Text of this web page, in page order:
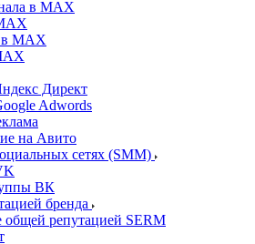
в MAX
MAX
Директ
Adwords
на Авито
сетях (SMM)
ВК
бренда
общей репутацией SERM